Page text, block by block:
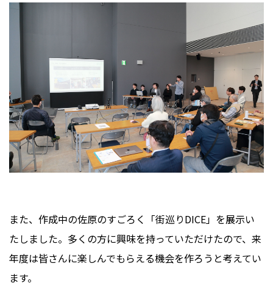
また、作成中の佐原のすごろく「街巡りDICE」を展示い
たしました。多くの方に興味を持っていただけたので、来
年度は皆さんに楽しんでもらえる機会を作ろうと考えてい
ます。